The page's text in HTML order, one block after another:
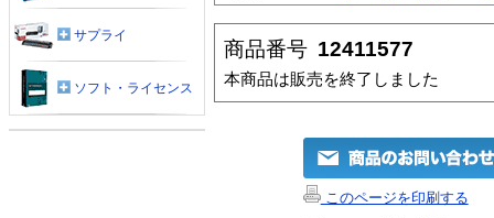
商品番号 12411577
本商品は販売を終了しました
このページを印刷する
サプライ
ソフト・ライセンス